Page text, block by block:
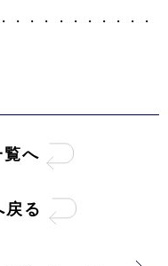
・・・・・・・・・・
覧へ
戻る